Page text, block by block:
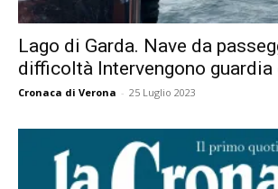
Lago di Garda. Nave da
difficoltà Intervengono guardia
Cronaca di Verona - 25 Luglio 2023